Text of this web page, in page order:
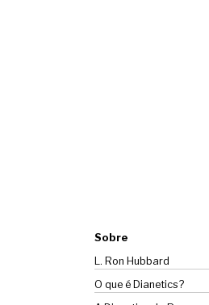
Sobre
L. Ron Hubbard
O que é Dianetics?